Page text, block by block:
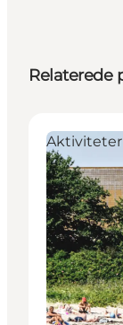
Relaterede
Aktiviteter